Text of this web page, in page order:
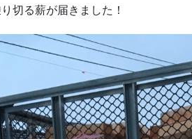
切る薪が届きました！